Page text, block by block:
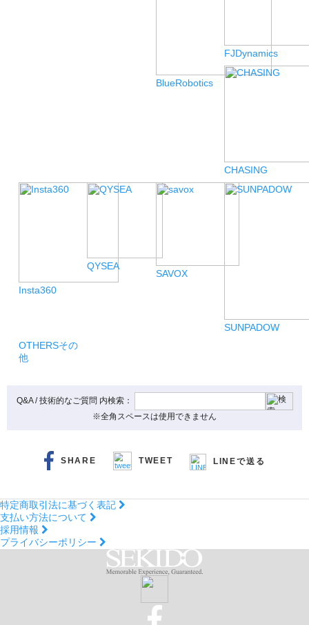
BlueRobotics
FJDynamics
CHASING
Insta360
QYSEA
SAVOX
SUNPADOW
OTHERSその
他
Q&A / 技術的なご質問 内検索：
※全角スペースは使用できません
SHARE TWEET LINEで送る
特定商取引法に基づく表記
支払い方法について
採用情報
プライバシーポリシー